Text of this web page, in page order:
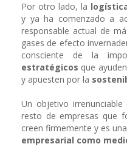
Por otro lado, la
y ya ha comenzado a
responsable actual de
gases de efecto
consciente de la
estratégicos que
y apuesten por la
Un objetivo
resto de empresas que
creen firmemente y es
empresarial como